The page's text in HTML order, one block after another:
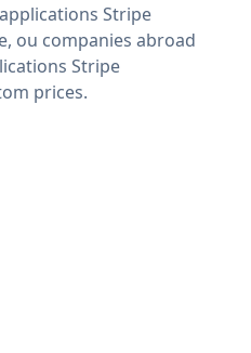
Stripe
ou companies abroad
Stripe
prices.